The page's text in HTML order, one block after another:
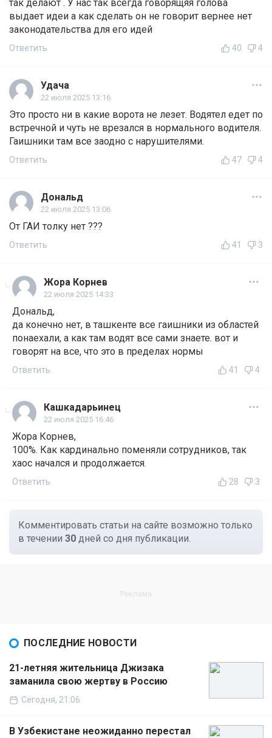
так делают . У нас так всегда говорящяя голова
выдает идеи а как сделать он не говорит вернее нет
законодательства для его идей
Ответить 40 4
Удача
22 июля 2025 13:16
Это просто ни в какие ворота не лезет. Водятел едет по
встречной и чуть не врезался в нормального водителя.
Гаишники там все заодно с нарушителями.
Ответить 47 4
Дональд
22 июля 2025 13:06
От ГАИ толку нет ???
Ответить 41 3
Жора Корнев
22 июля 2025 14:33
Дональд,
да конечно нет, в ташкенте все гаишники из областей
понаехали, а как там водят все сами знаете. вот и
говорят на все, что это в пределах нормы
Ответить 41 4
Кашкадарьинец
22 июля 2025 16:46
Жора Корнев,
100%. Как кардинально поменяли сотрудников, так
хаос начался и продолжается.
Ответить 28 3
Комментировать статьи на сайте возможно только
в течении 30 дней со дня публикации.
ПОСЛЕДНИЕ НОВОСТИ
21-летняя жительница Джизака
заманила свою жертву в Россию
Сегодня, 21:06
В Узбекистане неожиданно перестал